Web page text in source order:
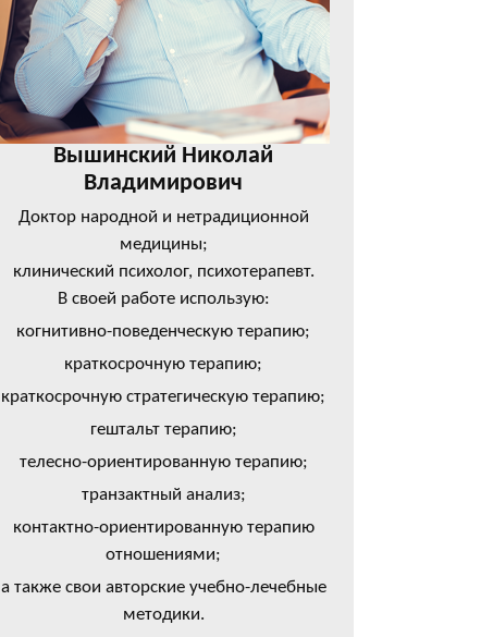
Вышинский Николай
Владимирович
Доктор народной и нетрадиционной
медицины;
клинический психолог, психотерапевт.
В своей работе использую:
когнитивно-поведенческую терапию;
краткосрочную терапию;
краткосрочную стратегическую терапию;
гештальт терапию;
телесно-ориентированную терапию;
транзактный анализ;
контактно-ориентированную терапию
отношениями;
а также свои авторские учебно-лечебные
методики.